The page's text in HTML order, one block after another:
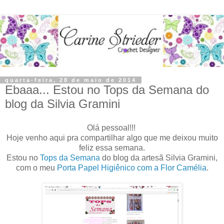
quarta-feira, 28 de maio de 2014
Ebaaa... Estou no Tops da Semana do
blog da Silvia Gramini
Olá pessoal!!!
Hoje venho aqui pra compartilhar algo que me deixou muito
feliz essa semana.
Estou no Tops da Semana do blog da artesã Silvia Gramini,
com o meu Porta Papel Higiênico com a Flor Camélia.